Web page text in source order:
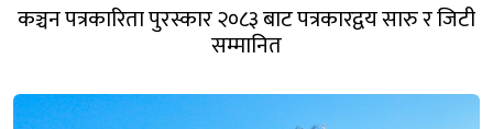
कञ्चन पत्रकारिता पुरस्कार २०८३ बाट पत्रकारद्वय सारु र जिटी
सम्मानित